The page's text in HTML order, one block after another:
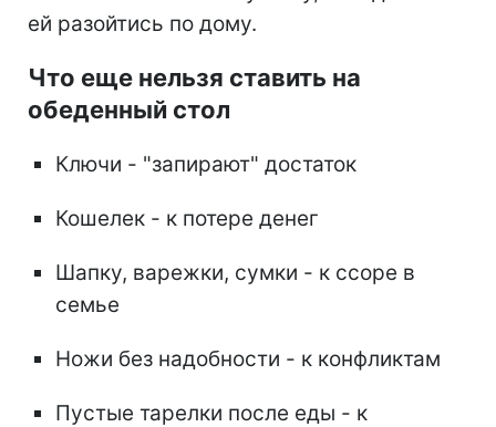
ей разойтись по дому.
Что еще нельзя ставить на
обеденный стол
Ключи - "запирают" достаток
Кошелек - к потере денег
Шапку, варежки, сумки - к ссоре в
семье
Ножи без надобности - к конфликтам
Пустые тарелки после еды - к